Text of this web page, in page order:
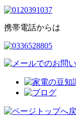
携帯電話からは